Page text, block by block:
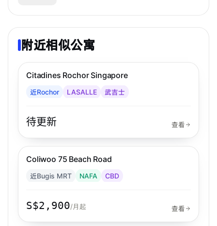
附近相似公寓
Citadines
步行 3 分钟到 MRT
Citadines Rochor Singapore
近Rochor LASALLE 武吉士
待更新 查看
Coliwoo
Coliwoo 75 Beach Road
近Bugis MRT NAFA CBD
S$2,900/月起 查看